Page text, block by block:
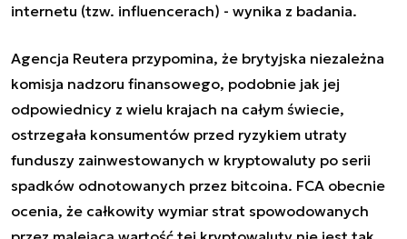
internetu (tzw. influencerach) - wynika z badania.
Agencja Reutera przypomina, że brytyjska niezależna
komisja nadzoru finansowego, podobnie jak jej
odpowiednicy z wielu krajach na całym świecie,
ostrzegała konsumentów przed ryzykiem utraty
funduszy zainwestowanych w kryptowaluty po serii
spadków odnotowanych przez bitcoina. FCA obecnie
ocenia, że całkowity wymiar strat spowodowanych